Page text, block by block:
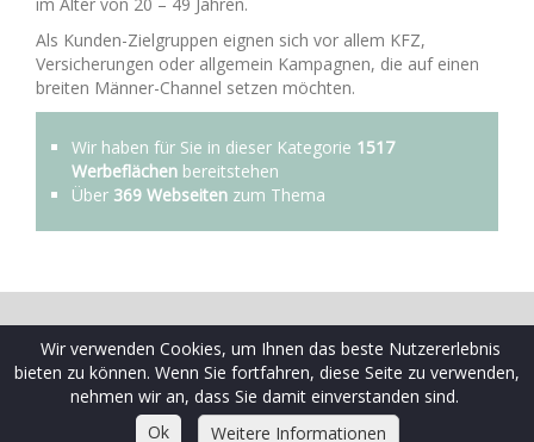
Als Kunden-Zielgruppen eignen sich vor allem KFZ,
Versicherungen oder allgemein Kampagnen, die auf einen
breiten Männer-Channel setzen möchten.
Wir haben für Sie in dieser Kategorie 1517
Werbeflächen bereitstehen
Über 369 Webseiten zum Thema
© 2009-2026 Schaltplatz ist eine Marke der Ceramex Media
GmbH
AGB |Datenschutzrichtlinien|FAQ Webseiten
Werbekunden|Impressum|Kontakt
Wir verwenden Cookies, um Ihnen das beste Nutzererlebnis
bieten zu können. Wenn Sie fortfahren, diese Seite zu verwenden,
nehmen wir an, dass Sie damit einverstanden sind.
Ok
Weitere Informationen